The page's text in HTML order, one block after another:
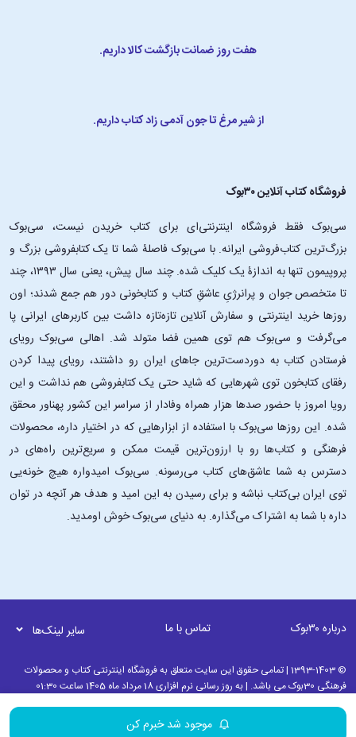
موجود شد خبرم کن
هفت روز ضمانت بازگشت کالا داریم.
از شیر مرغ تا جون آدمی زاد کتاب داریم.
فروشگاه کتاب آنلاین ۳۰بوک
سی‌بوک فقط فروشگاه اینترنتی‌ای برای کتاب خریدن نیست، سی‌بوک
بزرگ‌ترین کتاب‌فروشی ایرانه. با سی‌بوک فاصلۀ شما تا یک کتابفروشی بزرگ و
پروپیمون تنها به اندازۀ یک کلیک شده. چند سال پیش، یعنی سال ۱۳۹۳، چند
تا متخصص جوان و پرانرژیِ عاشقِ کتاب و کتابخونی دور هم جمع شدند؛ اون‌
روزها خرید اینترنتی و سفارش آنلاین تازه‌تازه داشت بین کاربرهای ایرانی پا
می‌گرفت و سی‌بوک هم توی همین فضا متولد شد. اهالی سی‌بوک رویای
فرستادن کتاب به دوردست‌ترین جاهای ایران رو داشتند، رویای پیدا کردن
رفقای کتابخون توی شهرهایی که شاید حتی یک کتابفروشی هم نداشت و این
رویا امروز با حضور صدها هزار همراه وفادار از سراسر این کشور پهناور محقق
شده. این ‌روزها سی‌بوک با استفاده از ابزارهایی که در اختیار داره، محصولات
فرهنگی و کتاب‌ها رو با ارزون‌ترین قیمت ممکن و سریع‌ترین راه‌های در
دسترس به شما عاشق‌های کتاب می‌رسونه. سی‌بوک امیدواره هیچ خونه‌یی
توی ایران بی‌کتاب نباشه و برای رسیدن به این امید و هدف هر آنچه در توان
داره با شما به اشتراک می‌گذاره. به دنیای سی‌بوک خوش اومدید.
درباره ۳۰بوک تماس با ما سایر لینک‌ها
© 1393-1403 | تمامی حقوق این سایت متعلق به فروشگاه اینترنتی کتاب و محصولات
فرهنگی 30بوک می باشد. | به روز رسانی نرم افزاری 18 مرداد ماه 1405 ساعت 01:30